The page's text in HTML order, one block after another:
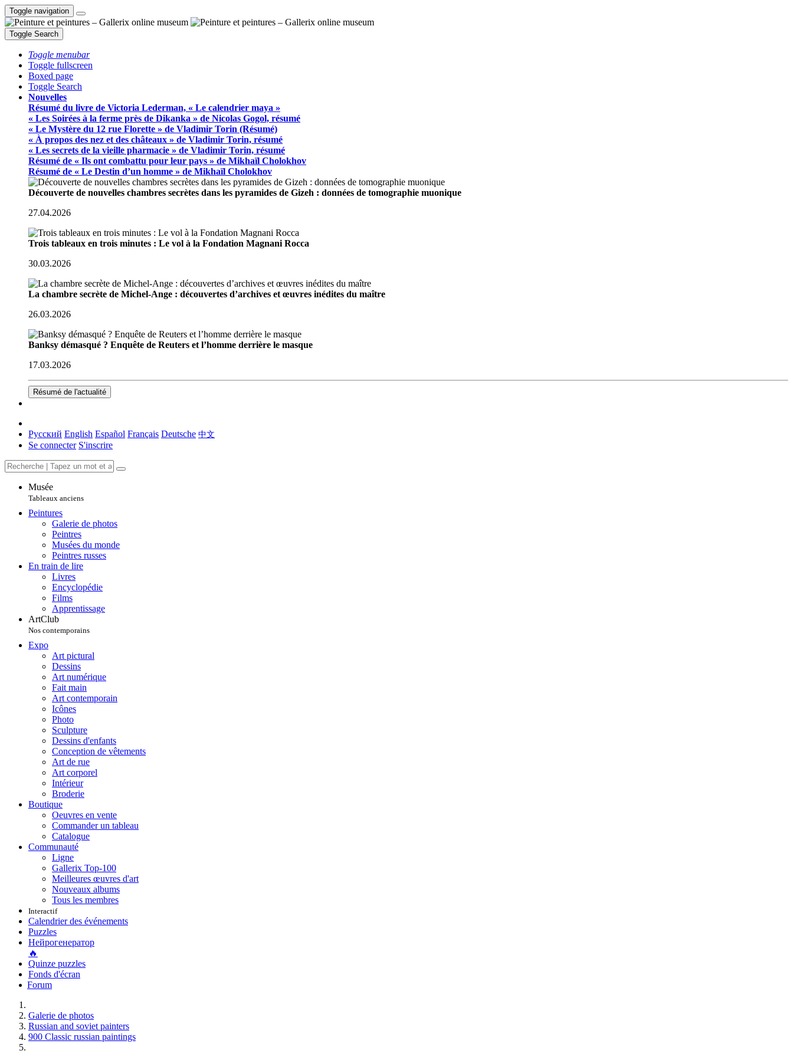
Toggle navigation
Toggle Search
Toggle menubar
Toggle fullscreen
Boxed page
Toggle Search
Nouvelles
Résumé du livre de Victoria Lederman, « Le calendrier maya »
« Les Soirées à la ferme près de Dikanka » de Nicolas Gogol, résumé
« Le Mystère du 12 rue Florette » de Vladimir Torin (Résumé)
« À propos des nez et des châteaux » de Vladimir Torin, résumé
« Les secrets de la vieille pharmacie » de Vladimir Torin, résumé
Résumé de « Ils ont combattu pour leur pays » de Mikhaïl Cholokhov
Résumé de « Le Destin d’un homme » de Mikhaïl Cholokhov
Découverte de nouvelles chambres secrètes dans les pyramides de Gizeh : données de tomographie muonique
27.04.2026
Trois tableaux en trois minutes : Le vol à la Fondation Magnani Rocca
30.03.2026
La chambre secrète de Michel-Ange : découvertes d’archives et œuvres inédites du maître
26.03.2026
Banksy démasqué ? Enquête de Reuters et l’homme derrière le masque
17.03.2026
Résumé de l'actualité
Русский English Español Français Deutsche 中文
Se connecter S'inscrire
Musée
Tableaux anciens
Peintures
Galerie de photos
Peintres
Musées du monde
Peintres russes
En train de lire
Livres
Encyclopédie
Films
Apprentissage
ArtClub
Nos contemporains
Expo
Art pictural
Dessins
Art numérique
Fait main
Art contemporain
Icônes
Photo
Sculpture
Dessins d'enfants
Conception de vêtements
Art de rue
Art corporel
Intérieur
Broderie
Boutique
Oeuvres en vente
Commander un tableau
Catalogue
Communauté
Ligne
Gallerix Top-100
Meilleures œuvres d'art
Nouveaux albums
Tous les membres
Interactif
Calendrier des événements
Puzzles
Нейрогенератор
🔥
Quinze puzzles
Fonds d'écran
Forum
Galerie de photos
Russian and soviet painters
900 Classic russian paintings